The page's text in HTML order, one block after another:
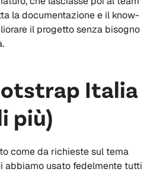
la documentazione e il know-
il progetto senza bisogno
Italia
più)
come da richieste sul tema
abbiamo usato fedelmente tutti